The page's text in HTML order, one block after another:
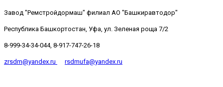
Завод "Ремстройдормаш" филиал АО "Башкиравтодор"
Республика Башкортостан, Уфа, ул. Зеленая роща 7/2
8-999-34-34-044, 8-917-747-26-18
zrsdm@yandex.ru rsdmufa@yandex.ru